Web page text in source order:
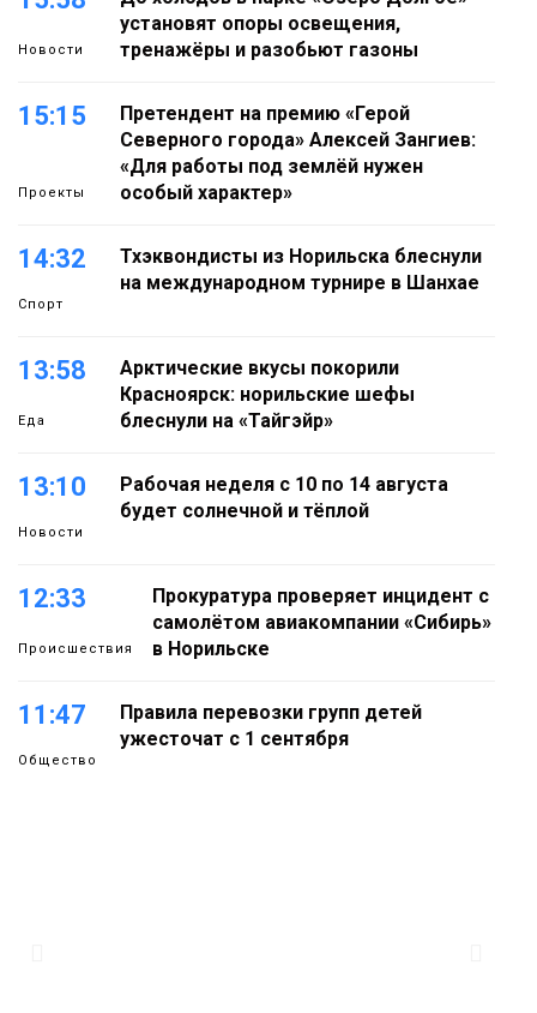
Новости
установят опоры освещения,
тренажёры и разобьют газоны
15:15
Проекты
Претендент на премию «Герой
Северного города» Алексей Зангиев:
«Для работы под землёй нужен
особый характер»
14:32
Спорт
Тхэквондисты из Норильска блеснули
на международном турнире в Шанхае
13:58
Еда
Арктические вкусы покорили
Красноярск: норильские шефы
блеснули на «Тайгэйр»
13:10
Новости
Рабочая неделя с 10 по 14 августа
будет солнечной и тёплой
12:33
Происшествия
Прокуратура проверяет инцидент с
самолётом авиакомпании «Сибирь»
в Норильске
11:47
Общество
Правила перевозки групп детей
ужесточат с 1 сентября